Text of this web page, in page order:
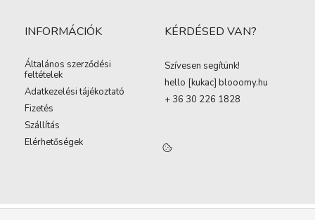
INFORMÁCIÓK
Általános szerződési
feltételek
Adatkezelési tájékoztató
Fizetés
Szállítás
Elérhetőségek
KÉRDÉSED VAN?
Szívesen segítünk!
hello [kukac] blooomy.hu
+ 36 30 226 1828